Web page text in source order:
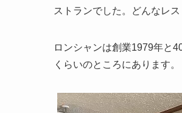
ストランでした。どんなレ
ロンシャンは創業1979年と
くらいのところにあります。